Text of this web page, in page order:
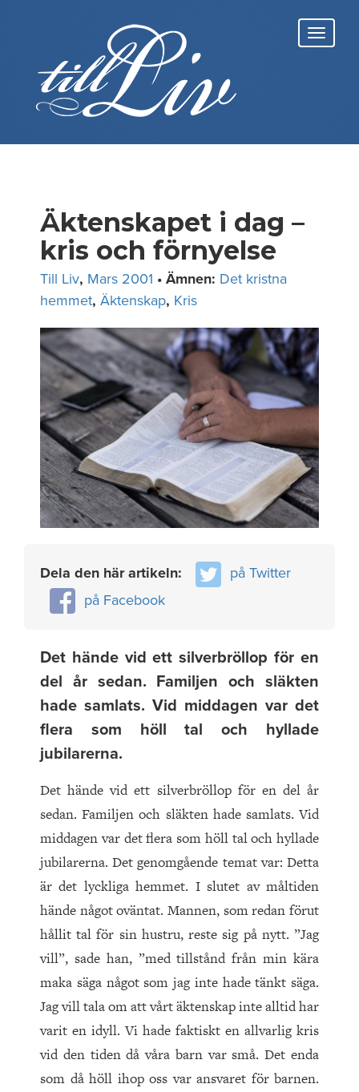
Äktenskapet i dag –
kris och förnyelse
Till Liv, Mars 2001 • Ämnen: Det kristna
hemmet, Äktenskap, Kris
Dela den här artikeln:
på Twitter
på Facebook
Det hände vid ett silverbröllop för en
del år sedan. Familjen och släkten
hade samlats. Vid middagen var det
flera som höll tal och hyllade
jubilarerna.
Det hände vid ett silverbröllop för en del år
sedan. Familjen och släkten hade samlats. Vid
middagen var det flera som höll tal och hyllade
jubilarerna. Det genomgående temat var: Detta
är det lyckliga hemmet. I slutet av måltiden
hände något oväntat. Mannen, som redan förut
hållit tal för sin hustru, reste sig på nytt. ”Jag
vill”, sade han, ”med tillstånd från min kära
maka säga något som jag inte hade tänkt säga.
Jag vill tala om att vårt äktenskap inte alltid har
varit en idyll. Vi hade faktiskt en allvarlig kris
vid den tiden då våra barn var små. Det enda
som då höll ihop oss var ansvaret för barnen.